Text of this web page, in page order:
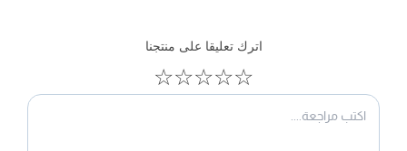
اترك تعليقا على منتجنا
☆
☆
☆
☆
☆